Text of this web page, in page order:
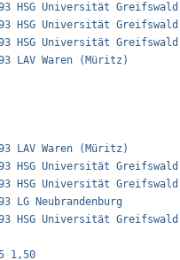
Universität
HSG Universität
Universität
Waren (Müritz)
LAV Waren (Müritz)
HSG Universität
Universität
LG Neubrandenburg
Universität
1,50